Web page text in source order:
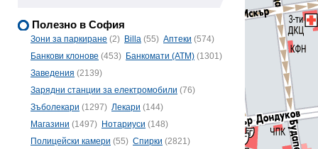
Полезно в София
Зони за паркиране (2) Billa (55) Аптеки (574)
Банкови клонове (453) Банкомати (ATM) (1301)
Заведения (2139)
Зарядни станции за електромобили (76)
Зъболекари (1297) Лекари (144)
Магазини (1497) Нотариуси (148)
Полицейски камери (55) Спирки (2821)